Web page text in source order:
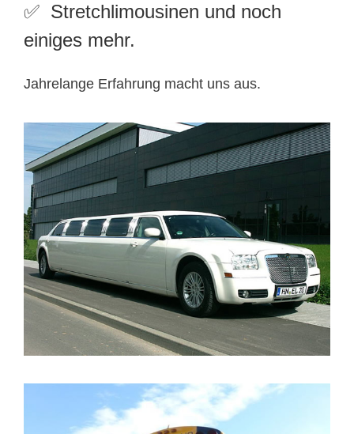
✅ Stretchlimousinen und noch
einiges mehr.
Jahrelange Erfahrung macht uns aus.